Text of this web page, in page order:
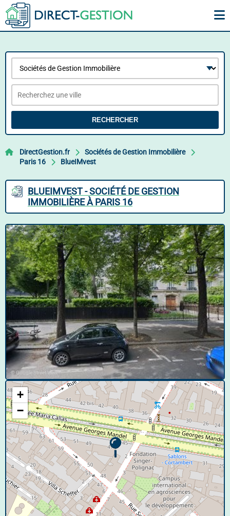
RECHERCHER
DirectGestion.fr
Sociétés de Gestion Immobilière
Paris 16
BlueIMvest
BLUEIMVEST - SOCIÉTÉ DE GESTION
IMMOBILIÈRE À PARIS 16
© Google Street View
+
−